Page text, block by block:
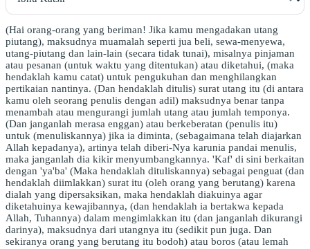
(Hai orang-orang yang beriman! Jika kamu mengadakan utang
piutang), maksudnya muamalah seperti jua beli, sewa-menyewa,
utang-piutang dan lain-lain (secara tidak tunai), misalnya pinjaman
atau pesanan (untuk waktu yang ditentukan) atau diketahui, (maka
hendaklah kamu catat) untuk pengukuhan dan menghilangkan
pertikaian nantinya. (Dan hendaklah ditulis) surat utang itu (di antara
kamu oleh seorang penulis dengan adil) maksudnya benar tanpa
menambah atau mengurangi jumlah utang atau jumlah temponya.
(Dan janganlah merasa enggan) atau berkeberatan (penulis itu)
untuk (menuliskannya) jika ia diminta, (sebagaimana telah diajarkan
Allah kepadanya), artinya telah diberi-Nya karunia pandai menulis,
maka janganlah dia kikir menyumbangkannya. 'Kaf' di sini berkaitan
dengan 'ya'ba' (Maka hendaklah dituliskannya) sebagai penguat (dan
hendaklah diimlakkan) surat itu (oleh orang yang berutang) karena
dialah yang dipersaksikan, maka hendaklah diakuinya agar
diketahuinya kewajibannya, (dan hendaklah ia bertakwa kepada
Allah, Tuhannya) dalam mengimlakkan itu (dan janganlah dikurangi
darinya), maksudnya dari utangnya itu (sedikit pun juga. Dan
sekiranya orang yang berutang itu bodoh) atau boros (atau lemah